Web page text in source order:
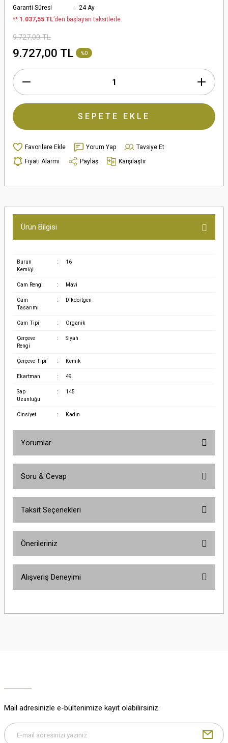
Garanti Süresi
24 Ay
** 1.037,55 TL’den başlayan taksitlerle.
9.727,00 TL
9.727,00 TL %0
SEPETE EKLE
Yorum Yap
Tavsiye Et
Fiyatı Alarmı
Paylaş Karşılaştır
Ürün Bilgisi
Burun
Kemiği
: 16
Cam Rengi : Mavi
Cam
Tasarımı
: Dikdörtgen
Cam Tipi : Organik
Çerçeve
Rengi
: Siyah
Çerçeve Tipi : Kemik
Ekartman : 49
Sap
Uzunluğu
: 145
Cinsiyet : Kadın
Yorumlar
Soru & Cevap
Taksit Seçenekleri
Önerileriniz
yetersiz gördüğünüz noktaları öneri formunu kullanarak tarafımıza
Alışveriş Deneyimi
M... K... | 29/12/2025
Mail adresinizle e-bültenimize kayıt olabilirsiniz.